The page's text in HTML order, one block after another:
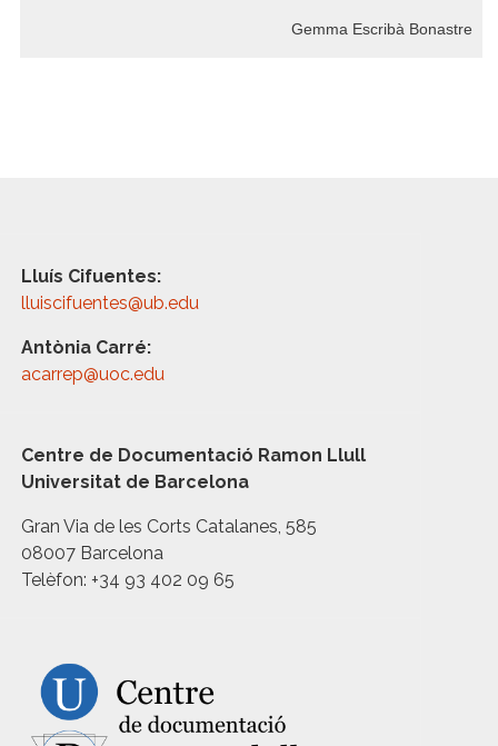
Gemma Escribà Bonastre
Lluís Cifuentes:
lluiscifuentes@ub.edu
Antònia Carré:
acarrep@uoc.edu
Centre de Documentació Ramon Llull
Universitat de Barcelona
Gran Via de les Corts Catalanes, 585
08007 Barcelona
Telèfon: +34 93 402 09 65